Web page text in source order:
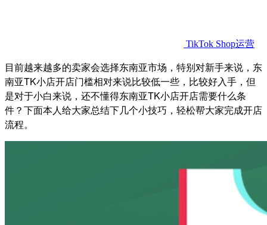
TikTok Shop运营
目前越来越多的卖家会选择东南亚市场，特别对新手来说，东
南亚TK小店开店门槛相对来说比较低一些，比较好入手，但
是对于小白来说，还不懂得东南亚TK小店开店需要什么条
件？下面本人给大家总结下几个小技巧，轻松帮大家完成开店
流程。